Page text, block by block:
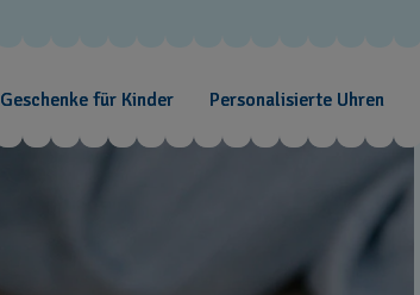
Geschenke für Kinder Personalisierte Uhren